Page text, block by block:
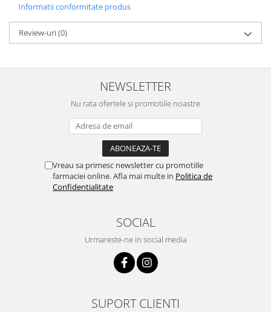
Informatii conformitate produs
Review-uri(0)
NEWSLETTER
Nu rata ofertele si promotiile noastre
Vreau sa primesc newsletter cu promotiile
farmaciei online. Afla mai multe in Politica de
Confidentialitate
SOCIAL
Urmareste-ne in social media
SUPORT CLIENTI